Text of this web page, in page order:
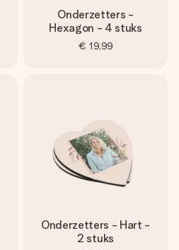
Onderzetters -
Hexagon - 4 stuks
€ 19,99
Onderzetters - Hart -
2 stuks